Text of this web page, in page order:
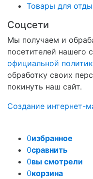
Товары для
Соцсети
Мы получаем и
посетителей нашего
официальной
обработку своих
покинуть наш сайт.
Создание интернет-
0избранное
0сравнить
0вы смотрели
0корзина